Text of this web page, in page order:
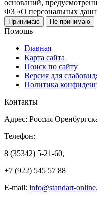
оснований,
ФЗ «О персональных
Принимаю Не принимаю
Помощь
Главная
Карта сайта
Поиск по сайту
Версия для
Политика
Контакты
Адрес: Россия
Телефон:
8 (35342) 5-21-60,
+7 (922) 545 57 88
E-mail: info@standart-